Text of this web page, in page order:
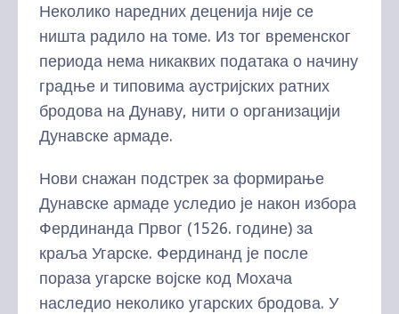
Неколико наредних деценија није се
ништа радило на томе. Из тог временског
периода нема никаквих података о начину
градње и типовима аустријских ратних
бродова на Дунаву, нити о организацији
Дунавске армаде.
Нови снажан подстрек за формирање
Дунавске армаде уследио је након избора
Фердинанда Првог (1526. године) за
краља Угарске. Фердинанд је после
пораза угарске војске код Мохача
наследио неколико угарских бродова. У